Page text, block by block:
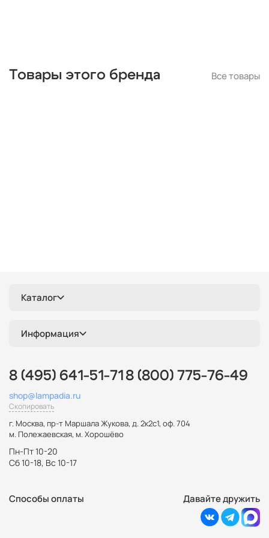
Товары этого бренда Все товары
Каталог
Информация
8 (495) 641-51-71 8 (800) 775-76-49
shop@lampadia.ru
Скопировать
г. Москва, пр-т Маршала Жукова, д. 2к2с1, оф. 704
м. Полежаевская, м. Хорошёво
Пн-Пт 10-20
Сб 10-18, Вс 10-17
Способы оплаты Давайте дружить